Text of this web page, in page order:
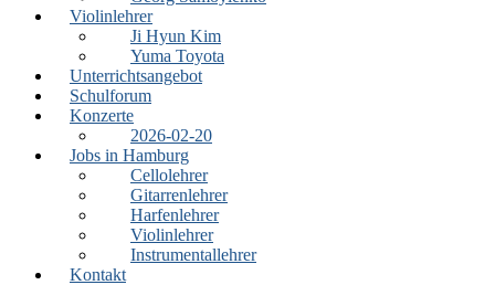
Violinlehrer
Ji Hyun Kim
Yuma Toyota
Unterrichtsangebot
Schulforum
Konzerte
2026-02-20
Jobs in Hamburg
Cellolehrer
Gitarrenlehrer
Harfenlehrer
Violinlehrer
Instrumentallehrer
Kontakt